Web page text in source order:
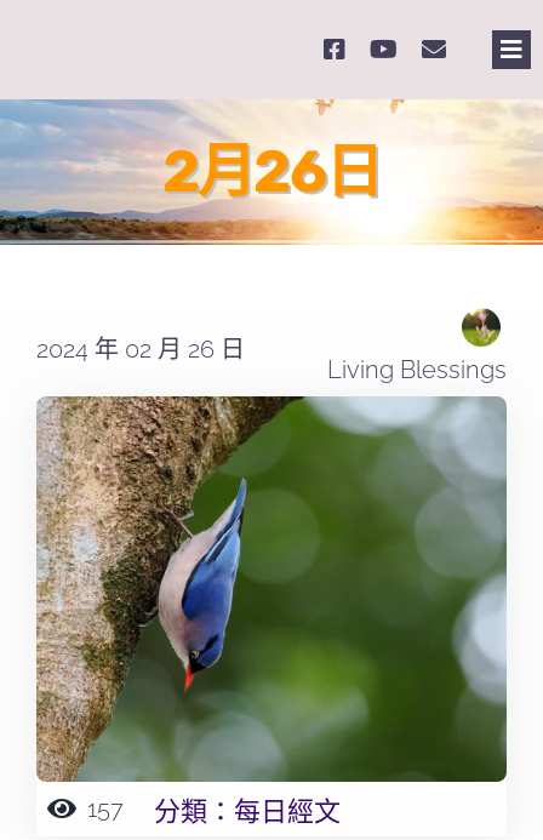
content
2月26日
2024 年 02 月 26 日
Living Blessings
157 分類： 每日經文